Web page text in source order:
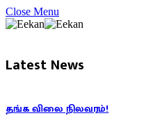
Close Menu
Latest News
தங்க விலை நிலவரம்!